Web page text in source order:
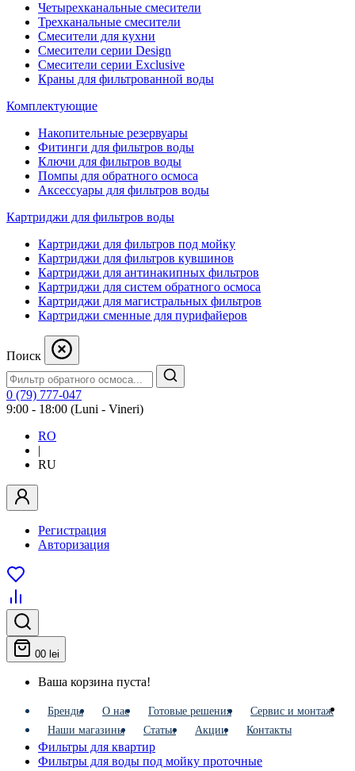
Четырехканальные смесители
Трехканальные смесители
Смесители для кухни
Смесители серии Design
Смесители серии Exclusive
Краны для фильтрованной воды
Комплектующие
Накопительные резервуары
Фитинги для фильтров воды
Ключи для фильтров воды
Помпы для обратного осмоса
Аксессуары для фильтров воды
Картриджи для фильтров воды
Картриджи для фильтров под мойку
Картриджи для фильтров кувшинов
Картриджи для антинакипных фильтров
Картриджи для систем обратного осмоса
Картриджи для магистральных фильтров
Картриджи сменные для пурифайеров
Поиск
0 (79) 777-047
9:00 - 18:00 (Luni - Vineri)
RO
|
RU
Регистрация
Авторизация
00 lei
Ваша корзина пуста!
Бренды О нас Готовые решения
Сервис и монтаж
Наши магазины
Статьи Акции Контакты
Фильтры для квартир
Фильтры для воды под мойку проточные